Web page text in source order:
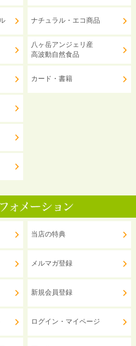
ナチュラル・エコ商品
八ヶ岳アンジェリ産
高波動自然食品
カード・書籍
当店の特典
メルマガ登録
新規会員登録
ログイン・マイページ